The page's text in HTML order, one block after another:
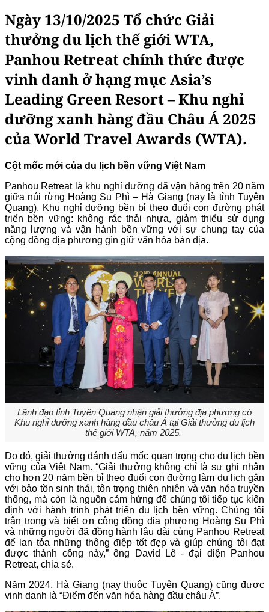
Ngày 13/10/2025 Tổ chức Giải
thưởng du lịch thế giới WTA,
Panhou Retreat chính thức được
vinh danh ở hạng mục Asia’s
Leading Green Resort – Khu nghỉ
dưỡng xanh hàng đầu Châu Á 2025
của World Travel Awards (WTA).
Cột mốc mới của du lịch bền vững Việt Nam
Panhou Retreat là khu nghỉ dưỡng đã vận hàng trên 20 năm
giữa núi rừng Hoàng Su Phì – Hà Giang (nay là tỉnh Tuyên
Quang). Khu nghỉ dưỡng bền bỉ theo đuổi con đường phát
triển bền vững: không rác thải nhựa, giảm thiểu sử dụng
năng lượng và vận hành bền vững với sự chung tay của
cộng đồng địa phương gìn giữ văn hóa bản địa.
Lãnh đạo tỉnh Tuyên Quang nhận giải thưởng địa phương có
Khu nghỉ dưỡng xanh hàng đầu châu Á tại Giải thưởng du lịch
thế giới WTA, năm 2025.
Do đó, giải thưởng đánh dấu mốc quan trọng cho du lịch bền
vững của Việt Nam. “Giải thưởng không chỉ là sự ghi nhận
cho hơn 20 năm bền bỉ theo đuổi con đường làm du lịch gắn
với bảo tồn sinh thái, tôn trọng thiên nhiên và văn hóa truyền
thống, mà còn là nguồn cảm hứng để chúng tôi tiếp tục kiên
định với hành trình phát triển du lịch bền vững. Chúng tôi
trân trọng và biết ơn cộng đồng địa phương Hoàng Su Phì
và những người đã đồng hành lâu dài cùng Panhou Retreat
để lan tỏa những thông điệp tốt đẹp và giúp chúng tôi đạt
được thành công này,” ông David Lê - đại diện Panhou
Retreat, chia sẻ.
Năm 2024, Hà Giang (nay thuộc Tuyên Quang) cũng được
vinh danh là “Điểm đến văn hóa hàng đầu châu Á”.